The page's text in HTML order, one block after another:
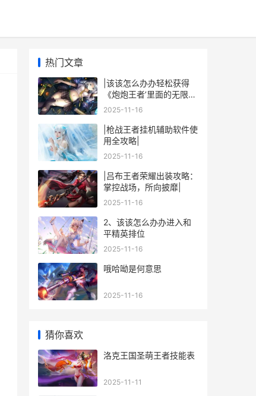
热门文章
|该该怎么办办轻松获得
《炮炮王者’里面的无限金
币和星星|
2025-11-16
|枪战王者挂机辅助软件使
用全攻略|
2025-11-16
|吕布王者荣耀出装攻略：
掌控战场，所向披靡|
2025-11-16
2、该该怎么办办进入和
平精英排位
2025-11-16
哦哈呦是何意思
2025-11-16
猜你喜欢
洛克王国圣萌王者技能表
2025-11-11